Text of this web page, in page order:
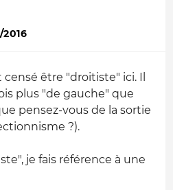
censé être "droitiste" ici. Il
plus "de gauche" que
pensez-vous de la sortie
?).
je fais référence à une